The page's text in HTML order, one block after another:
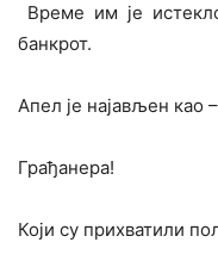
Време им је
банкрот.
Апел је најављен
Грађанера!
Који су прихватили